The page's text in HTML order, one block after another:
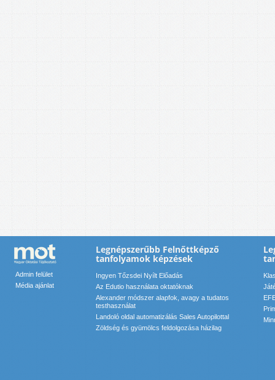
Admin felület
Média ajánlat
Legnépszerűbb Felnőttképző
tanfolyamok képzések
Ingyen Tőzsdei Nyílt Előadás
Az Edutio használata oktatóknak
Alexander módszer alapfok, avagy a tudatos
testhasználat
Landoló oldal automatizálás Sales Autopilottal
Zöldség és gyümölcs feldolgozása házilag